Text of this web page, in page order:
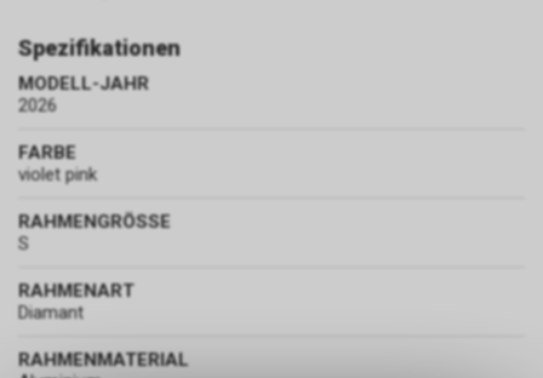
Spezifikationen
MODELL-JAHR
2026
FARBE
violet pink
RAHMENGRÖSSE
S
RAHMENART
Diamant
RAHMENMATERIAL